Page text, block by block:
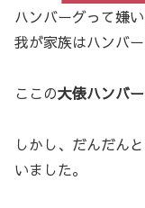
ハンバーグって嫌
我が家族はハンバ
ここの大俵ハンバ
しかし、だんだん
いました。